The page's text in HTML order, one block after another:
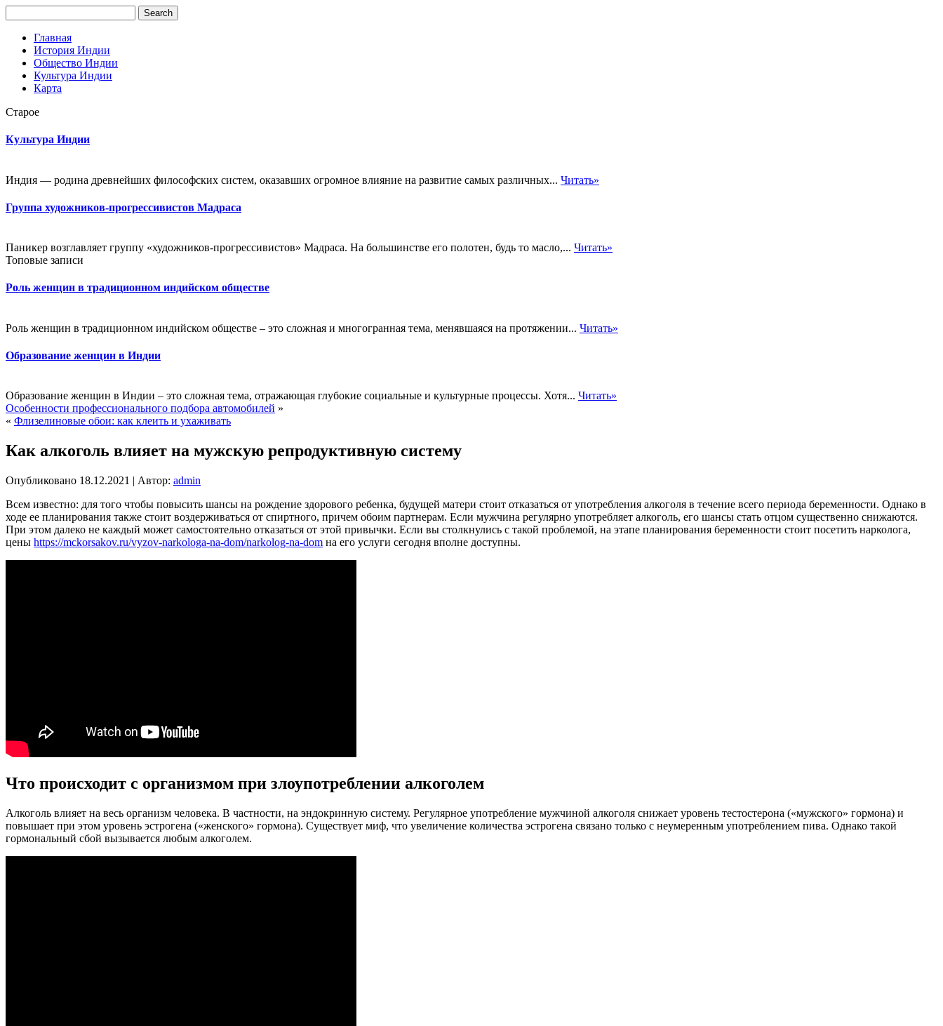
Главная
История Индии
Общество Индии
Культура Индии
Карта
Старое
Культура Индии
Индия — родина древнейших философских систем, оказавших огромное влияние на развитие самых различных... Читать»
Группа художников-прогрессивистов Мадраса
Паникер возглавляет группу «художников-прогрессивистов» Мадраса. На большинстве его полотен, будь то масло,... Читать»
Топовые записи
Роль женщин в традиционном индийском обществе
Роль женщин в традиционном индийском обществе – это сложная и многогранная тема, менявшаяся на протяжении... Читать»
Образование женщин в Индии
Образование женщин в Индии – это сложная тема, отражающая глубокие социальные и культурные процессы. Хотя... Читать»
Особенности профессионального подбора автомобилей »
« Флизелиновые обои: как клеить и ухаживать
Как алкоголь влияет на мужскую репродуктивную систему
Опубликовано 18.12.2021 | Автор: admin
Всем известно: для того чтобы повысить шансы на рождение здорового ребенка, будущей матери стоит отказаться от употребления алкоголя в течение всего периода беременности. Однако в
ходе ее планирования также стоит воздерживаться от спиртного, причем обоим партнерам. Если мужчина регулярно употребляет алкоголь, его шансы стать отцом существенно снижаются.
При этом далеко не каждый может самостоятельно отказаться от этой привычки. Если вы столкнулись с такой проблемой, на этапе планирования беременности стоит посетить нарколога,
цены https://mckorsakov.ru/vyzov-narkologa-na-dom/narkolog-na-dom на его услуги сегодня вполне доступны.
Что происходит с организмом при злоупотреблении алкоголем
Алкоголь влияет на весь организм человека. В частности, на эндокринную систему. Регулярное употребление мужчиной алкоголя снижает уровень тестостерона («мужского» гормона) и
повышает при этом уровень эстрогена («женского» гормона). Существует миф, что увеличение количества эстрогена связано только с неумеренным употреблением пива. Однако такой
гормональный сбой вызывается любым алкоголем.